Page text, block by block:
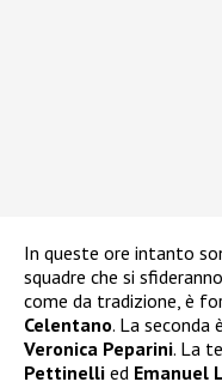
In queste ore intanto
squadre che si
come da tradizione, è
Celentano. La seconda
Veronica Peparini. La
Pettinelli ed Emanuel